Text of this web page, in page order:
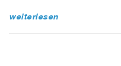
weiterlesen